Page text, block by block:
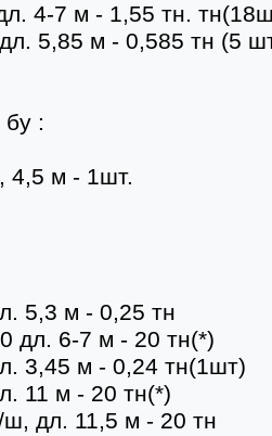
4-7 м - 1,55 тн.
5,85 м - 0,585 тн (5
:
4,5 м - 1шт.
5,3 м - 0,25 тн
дл. 6-7 м - 20 тн(*)
3,45 м - 0,24 тн(1шт)
11 м - 20 тн(*)
дл. 11,5 м - 20 тн